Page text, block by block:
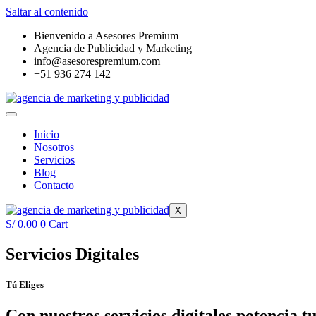
Saltar al contenido
Bienvenido a Asesores Premium
Agencia de Publicidad y Marketing
info@asesorespremium.com
+51 936 274 142
Inicio
Nosotros
Servicios
Blog
Contacto
X
S/0.00 0 Cart
Servicios Digitales
Tú Eliges